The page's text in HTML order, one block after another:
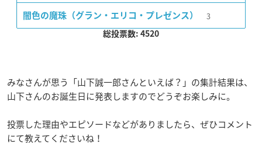
闇色の魔珠（グラン・エリコ・プレゼンス） 3
総投票数: 4520
みなさんが思う「山下誠一郎さんといえば？」の集計結果は、
山下さんのお誕生日に発表しますのでどうぞお楽しみに。
投票した理由やエピソードなどがありましたら、ぜひコメント
にて教えてくださいね！